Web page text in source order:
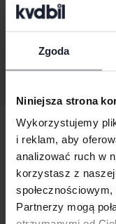
Zgoda
Niniejsza strona
Wykorzystujemy
i reklam, aby
analizować ruch w
korzystasz z
Partnerzy mogą
Wiodąca oferta:
Pojazdy Ford
Fordmodele
Ford C-Max
Ford Fiesta